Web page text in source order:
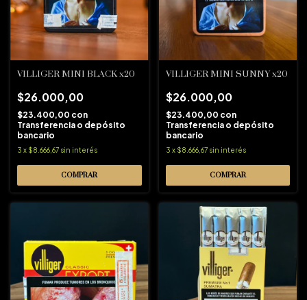
VILLIGER MINI BLACK x20
$26.000,00
$23.400,00 con
Transferencia o depósito
bancario
3 x $8.666,67 sin interés
VILLIGER MINI SUNNY x20
$26.000,00
$23.400,00 con
Transferencia o depósito
bancario
3 x $8.666,67 sin interés